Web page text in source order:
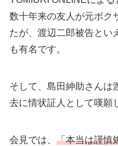
数十年来の友人が元ボク
たが、渡辺二郎被告とい
も有名です。
そして、島田紳助さんは
去に情状証人として嘆願
会見では、 「本当は謹慎